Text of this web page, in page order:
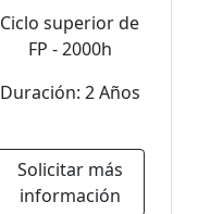
Ciclo superior de
FP - 2000h
Duración: 2 Años
Solicitar más
información